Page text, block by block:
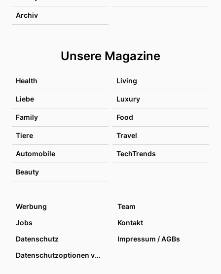
Archiv
Unsere Magazine
Health Living
Liebe Luxury
Family Food
Tiere Travel
Automobile TechTrends
Beauty
Werbung
Team
Jobs
Kontakt
Datenschutz
Impressum / AGBs
Datenschutzoptionen verwalten